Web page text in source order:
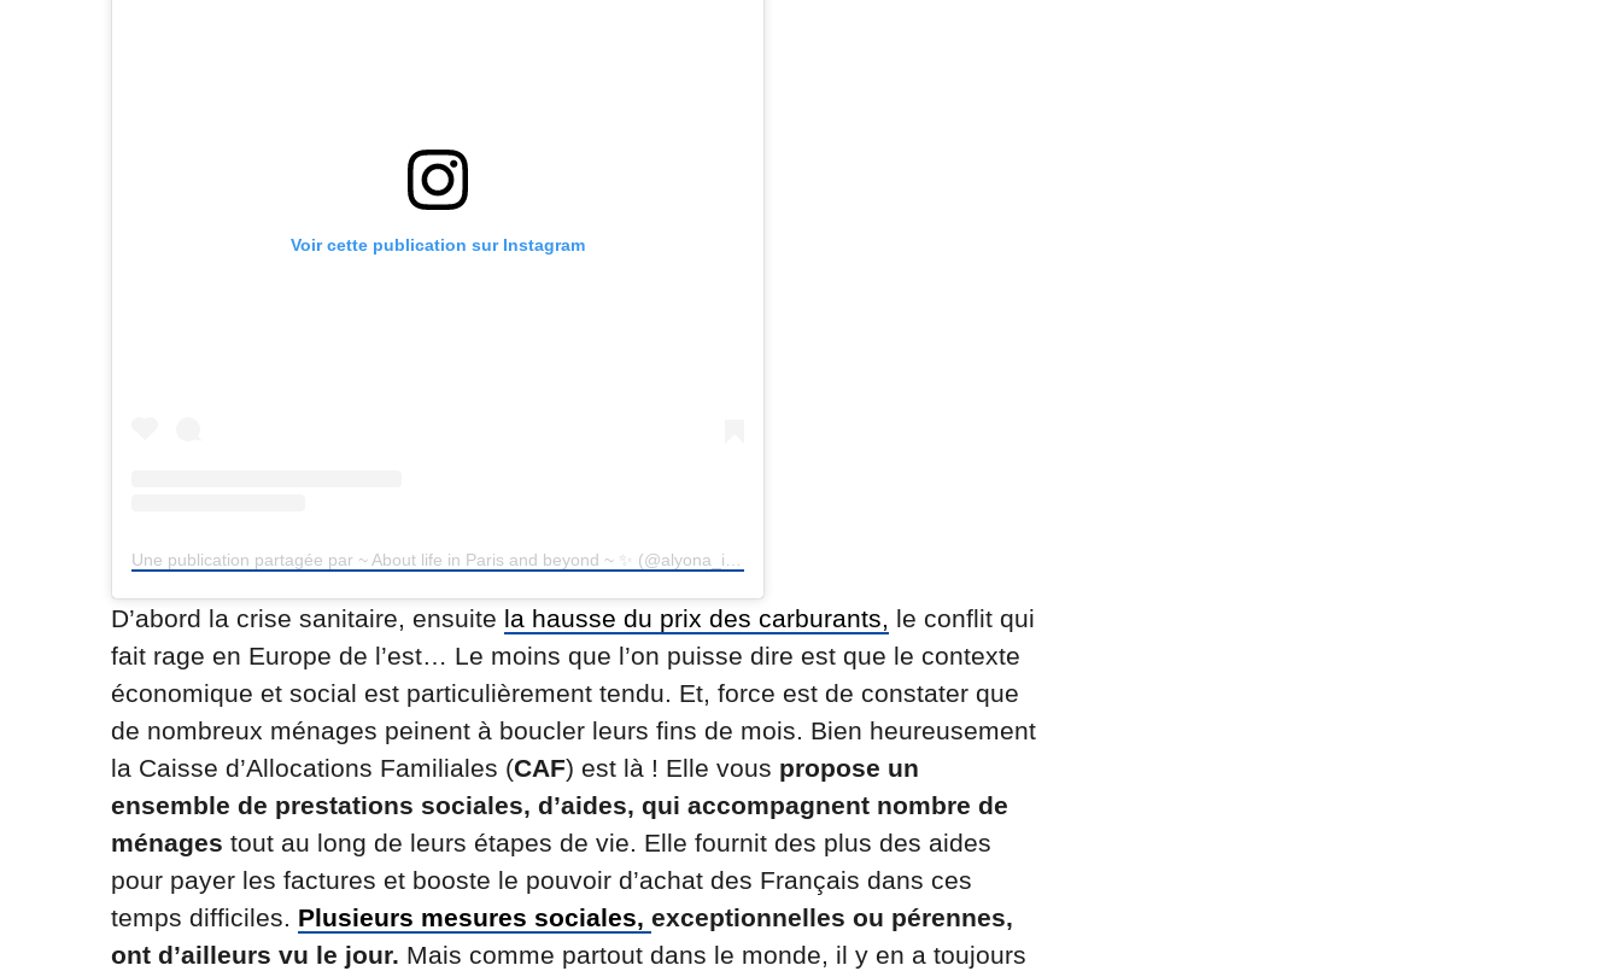
Voir cette publication sur Instagram
Une publication partagée par ~ About life in Paris and beyond ~ ✨ (@alyona_in_paris)
D’abord la crise sanitaire, ensuite la hausse du prix des carburants, le conflit qui
fait rage en Europe de l’est… Le moins que l’on puisse dire est que le contexte
économique et social est particulièrement tendu. Et, force est de constater que
de nombreux ménages peinent à boucler leurs fins de mois. Bien heureusement
la Caisse d’Allocations Familiales (CAF) est là ! Elle vous propose un
ensemble de prestations sociales, d’aides, qui accompagnent nombre de
ménages tout au long de leurs étapes de vie. Elle fournit des plus des aides
pour payer les factures et booste le pouvoir d’achat des Français dans ces
temps difficiles. Plusieurs mesures sociales, exceptionnelles ou pérennes,
ont d’ailleurs vu le jour. Mais comme partout dans le monde, il y en a toujours